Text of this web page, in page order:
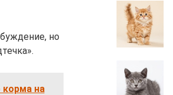
но
корма на